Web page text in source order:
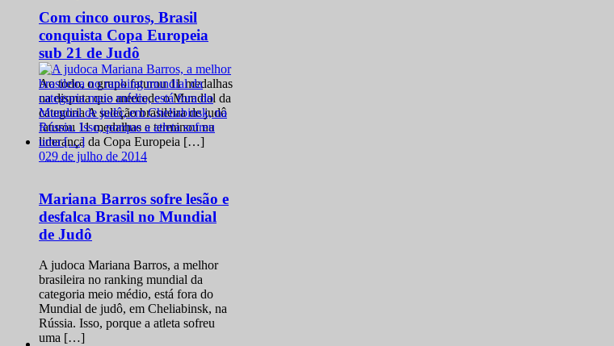
Com cinco ouros, Brasil
conquista Copa Europeia
sub 21 de Judô
Ao todo, o grupo faturou 11 medalhas
na disputa que antecede o Mundial da
categoria A seleção brasileira de judô
faturou 11 medalhas e terminou na
liderança da Copa Europeia […]
029 de julho de 2014
Mariana Barros sofre lesão e
desfalca Brasil no Mundial
de Judô
A judoca Mariana Barros, a melhor
brasileira no ranking mundial da
categoria meio médio, está fora do
Mundial de judô, em Cheliabinsk, na
Rússia. Isso, porque a atleta sofreu
uma […]